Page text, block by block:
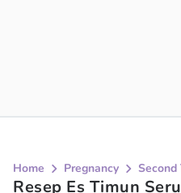
Home Pregnancy
Resep Es Timun